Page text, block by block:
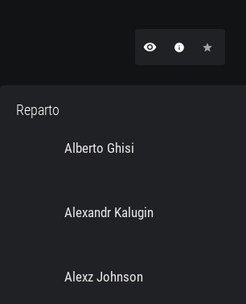
remove_red_eye info star
Reparto
Alberto Ghisi
Alexandr Kalugin
Alexz Johnson